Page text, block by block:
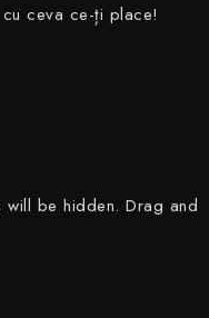
ceva ce-ți place!
will be hidden. Drag and